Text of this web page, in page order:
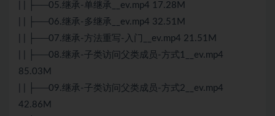
| | ├──05.继承-单继承__ev.mp4 17.28M
| | ├──06.继承-多继承__ev.mp4 32.51M
| | ├──07.继承-方法重写-入门__ev.mp4 21.51M
| | ├──08.继承-子类访问父类成员-方式1__ev.mp4
85.03M
| | ├──09.继承-子类访问父类成员-方式2__ev.mp4
42.86M